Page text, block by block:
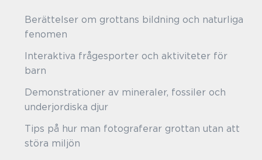
Berättelser om grottans bildning och naturliga
fenomen
Interaktiva frågesporter och aktiviteter för
barn
Demonstrationer av mineraler, fossiler och
underjordiska djur
Tips på hur man fotograferar grottan utan att
störa miljön